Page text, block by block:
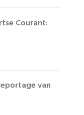
Courant:
van